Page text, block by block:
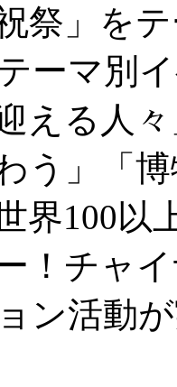
祭」を
ーマ別
える人
う」「
界100以
！チャ
ン活動